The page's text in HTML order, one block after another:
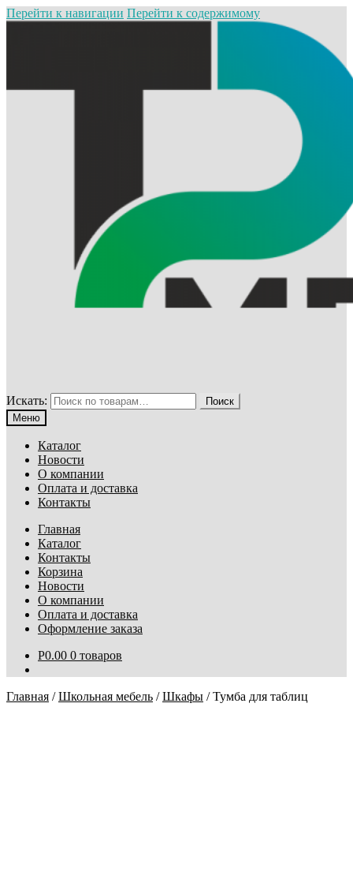
Перейти к навигации Перейти к содержимому
Искать:
Поиск
Меню
Каталог
Новости
О компании
Оплата и доставка
Контакты
Главная
Каталог
Контакты
Корзина
Новости
О компании
Оплата и доставка
Оформление заказа
Р0.00 0 товаров
Главная /Школьная мебель /Шкафы /Тумба для таблиц